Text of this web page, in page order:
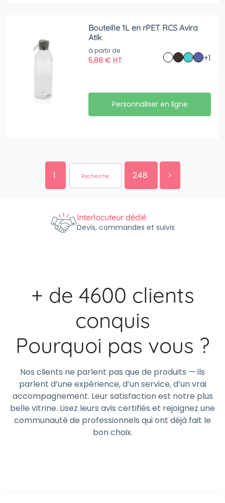
Bouteille 1L en rPET RCS Avira
Atik
à partir de
5,88€ HT +1
Personnaliser en ligne
1 248 >
Interlocuteur dédié
Devis, commandes et suivis
+ de 4600 clients
conquis
Pourquoi pas vous ?
Nos clients ne parlent pas que de produits — ils
parlent d’une expérience, d’un service, d’un vrai
accompagnement. Leur satisfaction est notre plus
belle vitrine. Lisez leurs avis certifiés et rejoignez une
communauté de professionnels qui ont déjà fait le
bon choix.